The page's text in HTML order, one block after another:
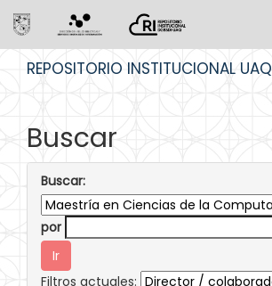
REPOSITORIO INSTITUCIONAL UAQ
Buscar
Buscar:
por
Filtros actuales: